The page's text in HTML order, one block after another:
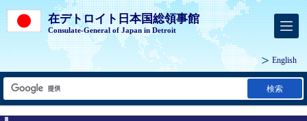
在デトロイト日本国総領事館
Consulate-General of Japan in Detroit
English
検索